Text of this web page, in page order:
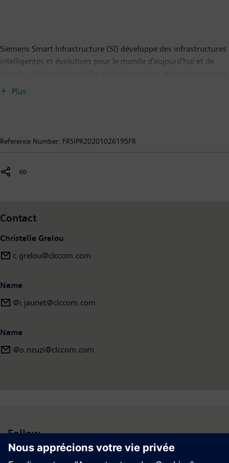
Siemens Smart Infrastructure (SI) développe des infrastructures
intelligentes et évolutives pour le monde d’aujourd’hui et de
et participe au progrès de la société tout en contribuant à la
Siemens Smart Infrastructure, dont le siège est localisé à Zoug
Plus
Reference Number: FRSIPR20201026195FR
Contact
Christelle Grelou
c.grelou@clccom.com
Name
@i.jaunet@clccom.com
Name
@o.nzuzi@clccom.com
Follow